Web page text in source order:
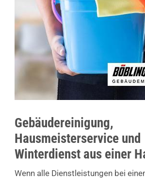
Gebäudereinigung,
Hausmeisterservice und
Winterdienst aus einer
Wenn alle Dienstleistungen bei